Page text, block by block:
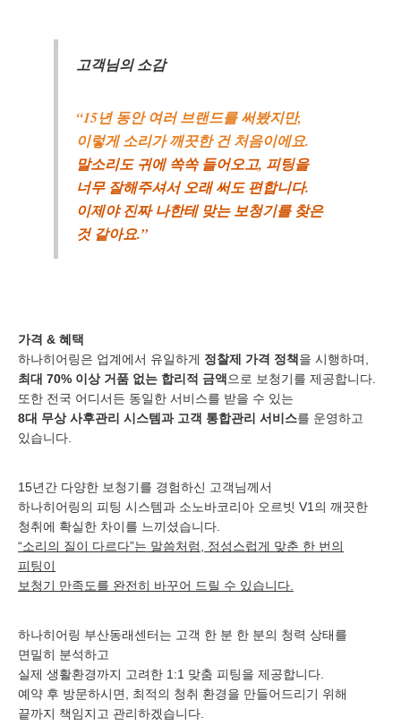
고객님의 소감
“15년 동안 여러 브랜드를 써봤지만,
이렇게 소리가 깨끗한 건 처음이에요.
말소리도 귀에 쏙쏙 들어오고, 피팅을
너무 잘해주셔서 오래 써도 편합니다.
이제야 진짜 나한테 맞는 보청기를 찾은
것 같아요.”
가격 & 혜택
하나히어링은 업계에서 유일하게 정찰제 가격 정책을 시행하며,
최대 70% 이상 거품 없는 합리적 금액 으로 보청기를 제공합니다.
또한 전국 어디서든 동일한 서비스를 받을 수 있는
8대 무상 사후관리 시스템과 고객 통합관리 서비스를 운영하고
있습니다.
15년간 다양한 보청기를 경험하신 고객님께서
하나히어링의 피팅 시스템과 소노바코리아 오르빗 V1의 깨끗한
청취에 확실한 차이를 느끼셨습니다.
“소리의 질이 다르다”는 말씀처럼, 정성스럽게 맞춘 한 번의
피팅이
보청기 만족도를 완전히 바꾸어 드릴 수 있습니다.
하나히어링 부산동래센터는 고객 한 분 한 분의 청력 상태를
면밀히 분석하고
실제 생활환경까지 고려한 1:1 맞춤 피팅을 제공합니다.
예약 후 방문하시면, 최적의 청취 환경을 만들어드리기 위해
끝까지 책임지고 관리하겠습니다.